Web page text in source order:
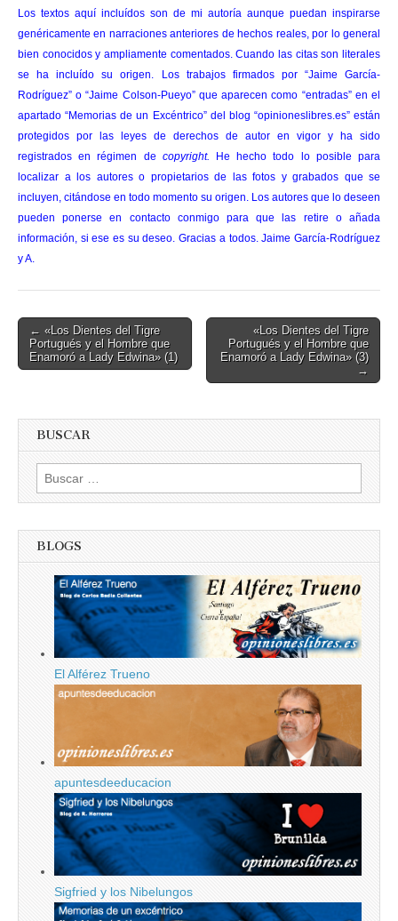
Los textos aquí incluídos son de mi autoría aunque puedan inspirarse
genéricamente en narraciones anteriores de hechos reales, por lo general
bien conocidos y ampliamente comentados. Cuando las citas son literales
se ha incluído su origen. Los trabajos firmados por “Jaime García-
Rodríguez” o “Jaime Colson-Pueyo” que aparecen como “entradas” en el
apartado “Memorias de un Excéntrico” del blog “opinioneslibres.es” están
protegidos por las leyes de derechos de autor en vigor y ha sido
registrados en régimen de copyright. He hecho todo lo posible para
localizar a los autores o propietarios de las fotos y grabados que se
incluyen, citándose en todo momento su origen. Los autores que lo deseen
pueden ponerse en contacto conmigo para que las retire o añada
información, si ese es su deseo. Gracias a todos. Jaime García-Rodríguez
y A.
Post
navigation
← «Los Dientes del Tigre
Portugués y el Hombre que
Enamoró a Lady Edwina» (1)
«Los Dientes del Tigre
Portugués y el Hombre que
Enamoró a Lady Edwina» (3)
→
BUSCAR
Buscar:
BLOGS
El Alférez Trueno
apuntesdeeducacion
Sigfried y los Nibelungos